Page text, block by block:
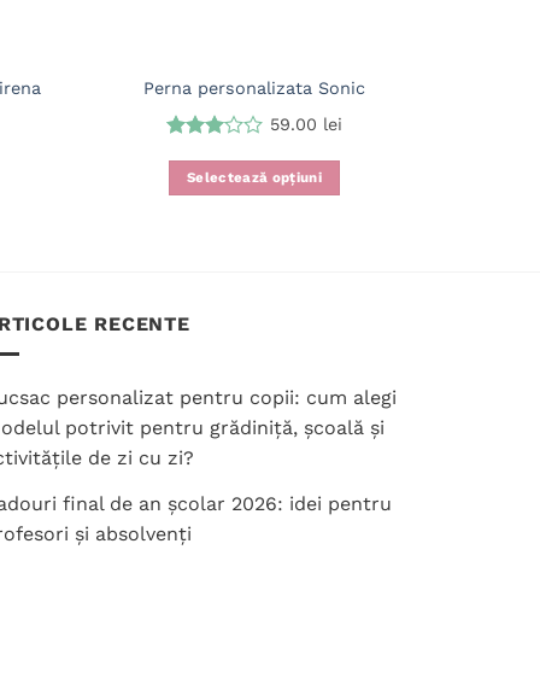
Perna personalizata Sonic
la3
din 5
59.00 lei
Selectează opțiuni
RECENTE
personalizat pentru copii: cum alegi
potrivit pentru grădiniță, școală și
de zi cu zi?
final de an școlar 2026: idei pentru
și absolvenți